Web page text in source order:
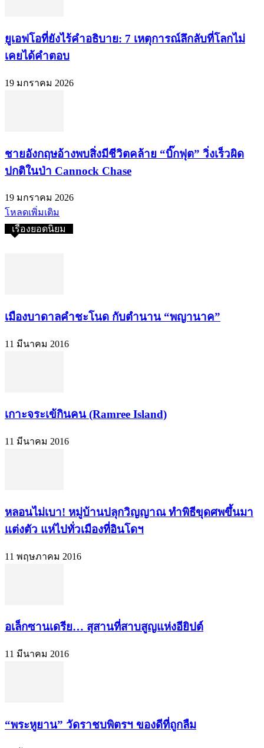
ยูเอฟโอที่ยังไร้คำอธิบาย: 7 เหตุการณ์ลึกลับที่โลกไม่
เคยได้คำตอบ
19 มกราคม 2026
ชายอังกฤษอ้างพบสิ่งมีชีวิตคล้าย “บิ๊กฟุต” วิ่งเร็วผิด
ปกติในป่า Cannock Chase
19 มกราคม 2026
โหลดเพิ่มเติม
เรื่องยอดนิยม
เมืองบาดาลคำชะโนด กับตำนาน “พญานาค”
11 มีนาคม 2016
เกาะจระเข้กินคน (Ramree Island)
11 มีนาคม 2016
หลอนไม่เบา! หมู่บ้านปลุกวิญญาณ ทำพิธีขุดศพขึ้นมา
แต่งตัว แห่ไปทั่วเมืองที่อินโดฯ
11 พฤษภาคม 2016
อเล็กซานเดรีย… สุสานที่สาบสูญแห่งอียิปต์
11 มีนาคม 2016
“พระหูยาน” วัดราชบพิตรฯ ของดีที่ถูกลืม